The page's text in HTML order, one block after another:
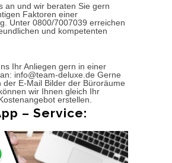
an und wir beraten Sie gern
Faktoren einer
Unter 0800/7007039 erreichen
und kompetenten
Ihr Anliegen gern in einer
info@team-deluxe.de Gerne
der E-Mail Bilder der Büroräume
wir Ihnen gleich Ihr
erstellen.
– Service: